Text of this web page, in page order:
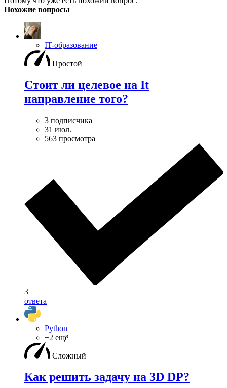
Похожие вопросы
IT-образование
Простой
Стоит ли целевое на It
направление того?
3 подписчика
31 июл.
563 просмотра
3
ответа
Python
+2 ещё
Сложный
Как решить задачу на 3D DP?